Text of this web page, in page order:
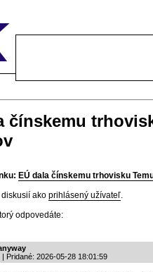
čínskemu
EÚ dala čínskemu trhovisku
ako prihlásený užívateľ.
odpovedáte:
| Pridané: 2026-05-28 18:01:59